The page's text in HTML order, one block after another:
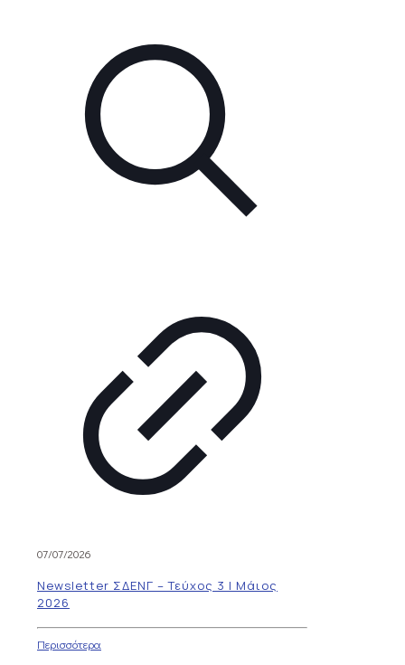
07/07/2026
Newsletter ΣΔΕΝΓ – Τεύχος 3 | Μάιος
2026
Περισσότερα